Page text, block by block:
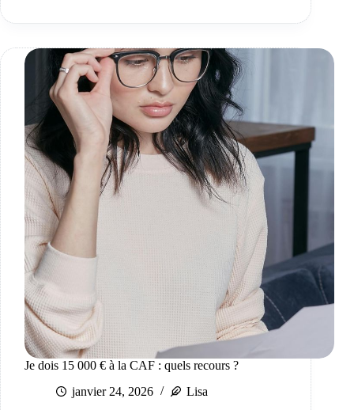
Je dois 15 000 € à la CAF : quels recours ?
janvier 24, 2026
Lisa